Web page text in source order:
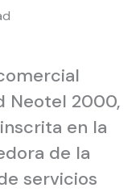
Neotel 2000,
en la
de la
servicios